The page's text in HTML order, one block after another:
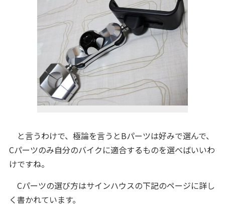
と言うわけで、極論を言うとBパーツは好みで選んで、
Cパーツのみ自分のバイクに適合するものを選べばいいわ
けですね。
Cパーツの選び方はサインハウスの下記のページに詳し
く書かれています。